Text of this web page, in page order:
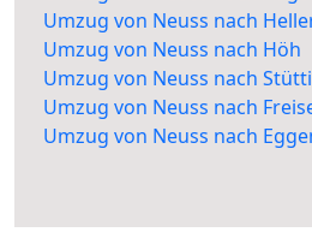
Umzug von Neuss nach
Umzug von Neuss nach Höh
Umzug von Neuss nach
Umzug von Neuss nach
Umzug von Neuss nach